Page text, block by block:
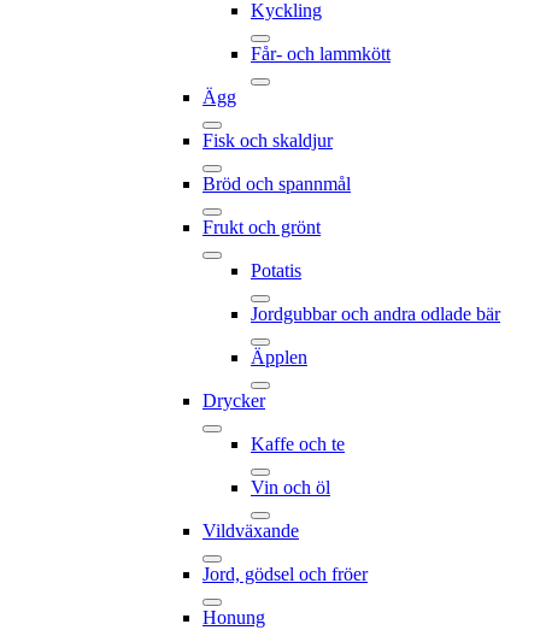
Kyckling
Får- och lammkött
Ägg
Fisk och skaldjur
Bröd och spannmål
Frukt och grönt
Potatis
Jordgubbar och andra odlade bär
Äpplen
Drycker
Kaffe och te
Vin och öl
Vildväxande
Jord, gödsel och fröer
Honung